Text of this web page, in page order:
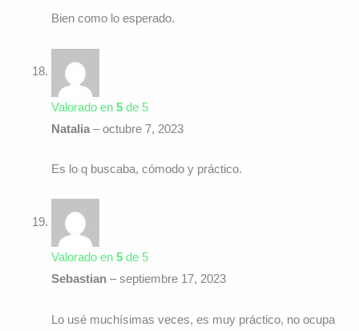
Bien como lo esperado.
Valorado en 5de 5
Natalia – octubre 7, 2023
Es lo q buscaba, cómodo y práctico.
Valorado en 5de 5
Sebastian – septiembre 17, 2023
Lo usé muchísimas veces, es muy práctico, no ocupa